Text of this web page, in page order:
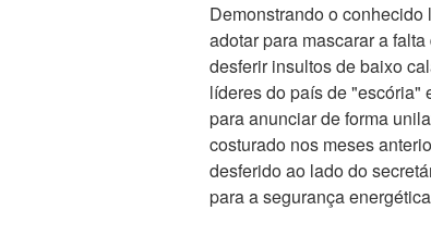
Demonstrando o
adotar para mascarar a
desferir insultos de baixo
líderes do país de "escória"
para anunciar de forma
costurado nos meses
desferido ao lado do
para a segurança